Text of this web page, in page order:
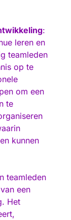
:
leren en
teamleden
op te
om een
te
kunnen
teamleden
een
Het